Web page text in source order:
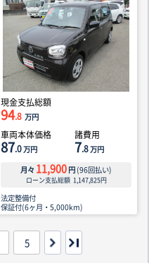
現金支払総額
94.8 万円
車両本体価格
87.0万円
諸費用
7.8万円
月々 11,900 円 (96回払い)
ローン支払総額 1,147,825円
法定整備付
保証付(6ヶ月・5,000km)
5